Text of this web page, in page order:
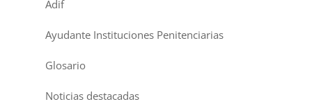
Adif
Ayudante Instituciones Penitenciarias
Glosario
Noticias destacadas